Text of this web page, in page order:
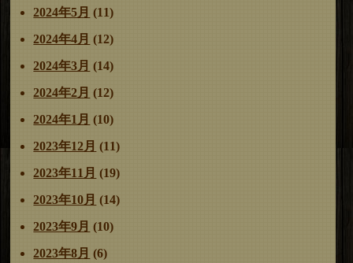
2024年5月 (11)
2024年4月 (12)
2024年3月 (14)
2024年2月 (12)
2024年1月 (10)
2023年12月 (11)
2023年11月 (19)
2023年10月 (14)
2023年9月 (10)
2023年8月 (6)